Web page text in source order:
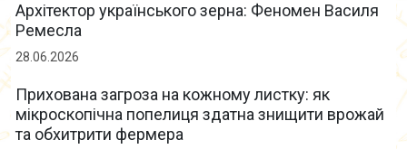
Архітектор українського зерна: Феномен Василя
Ремесла
28.06.2026
Прихована загроза на кожному листку: як
мікроскопічна попелиця здатна знищити врожай
та обхитрити фермера